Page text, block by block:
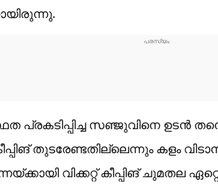
സഞ്ജുവിനെ ഉടൻ
തുടരേണ്ടതില്ലെന്നും കളം
വിക്കറ്റ് കീപ്പിങ്